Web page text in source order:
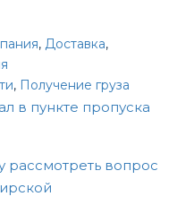
, Доставка,
, Получение груза
в пункте пропуска
рассмотреть вопрос